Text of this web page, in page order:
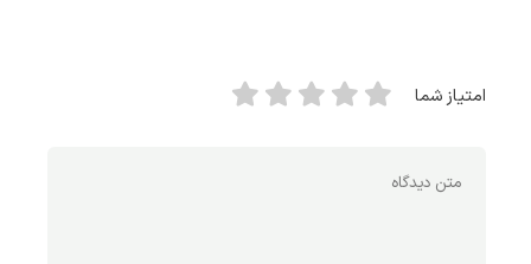
امتیاز شما